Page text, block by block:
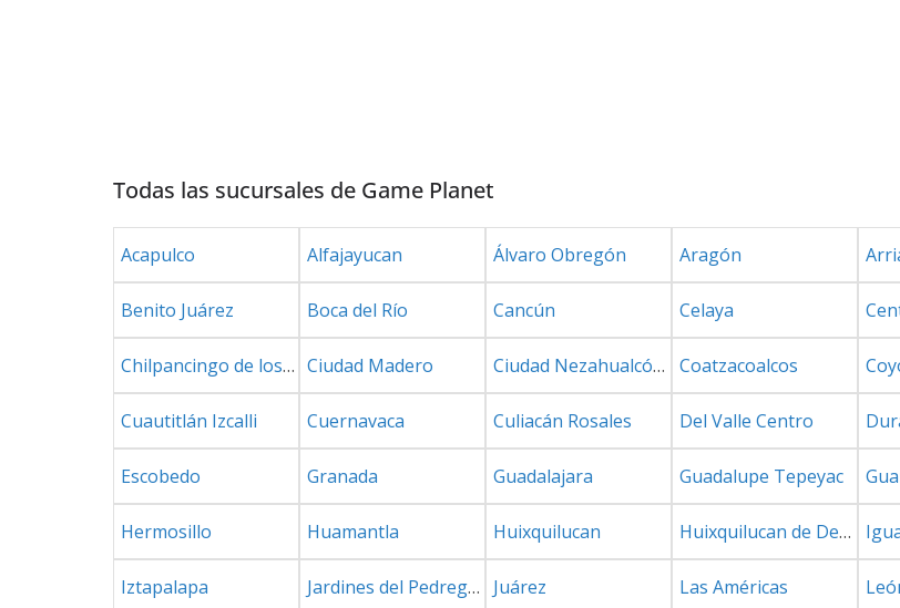
Todas las sucursales de Game Planet
Acapulco Alfajayucan Álvaro Obregón Aragón
Benito Juárez Boca del Río Cancún Celaya
Chilpancingo de los Bravo Ciudad Madero Ciudad Nezahualcóyotl Coatzacoalcos
Cuautitlán Izcalli Cuernavaca Culiacán Rosales Del Valle Centro
Escobedo Granada Guadalajara Guadalupe Tepeyac
Hermosillo Huamantla Huixquilucan Huixquilucan de Degollado
Iztapalapa Jardines del Pedregal de San Ángel Juárez Las Américas